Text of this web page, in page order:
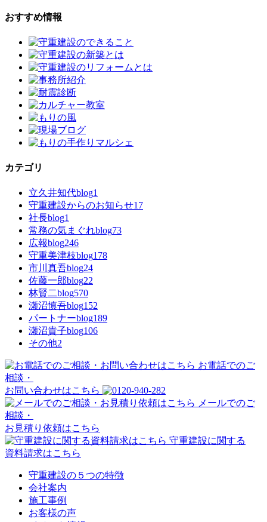
おすすめ情報
カテゴリ
立久井知代blog1
守重建設からのお知らせ17
社長blog1
常務の気まぐれblog73
広報blog246
守重美津枝blog178
市川真吾blog24
佐藤一郎blog22
林賢二blog570
瀬沼慎吾blog152
パートナーblog189
瀬沼貴子blog106
その他2
お電話でのご
相談・
お問い合わせはこちら
メールでのご
相談・
お見積り依頼はこちら
守重建設に関する
資料請求はこちら
守重建設の５つの特徴
会社案内
施工事例
お客様の声